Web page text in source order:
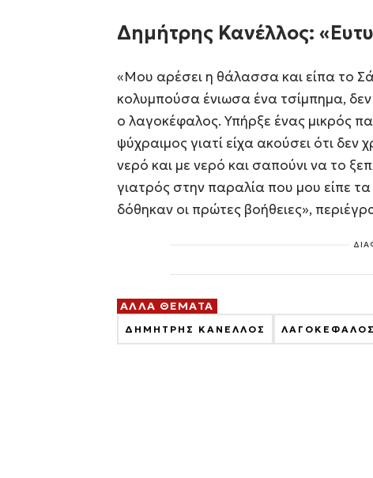
Δημήτρης Κανέλλος:
«Μου αρέσει η θάλασσα και είπα το
κολυμπoύσα ένιωσα ένα τσίμπημα,
ο λαγοκέφαλος. Υπήρξε ένας μικρός
ψύχραιμος γιατί είχα ακούσει ότι
νερό και με νερό και σαπούνι να το
γιατρός στην παραλία που μου είπε
δόθηκαν οι πρώτες βοήθειες»,
ΑΛΛΑ ΘΕΜΑΤΑ
ΔΗΜΗΤΡΗΣ ΚΑΝΕΛΛΟΣ ΛΑΓΟΚΕΦΑΛΟΣ